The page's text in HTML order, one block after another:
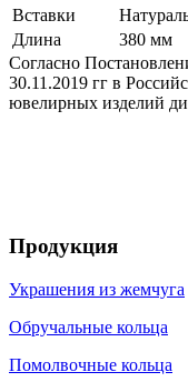
Вставки
Длина
380 мм
Согласно
30.11.2019 гг в
ювелирных изделий
Продукция
Украшения из жемчуга
Обручальные кольца
Помолвочные кольца